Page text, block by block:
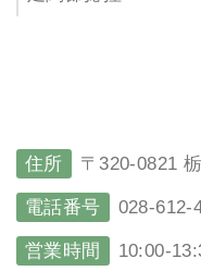
住所 〒320-0821
電話番号 028-612-
営業時間 10:00-